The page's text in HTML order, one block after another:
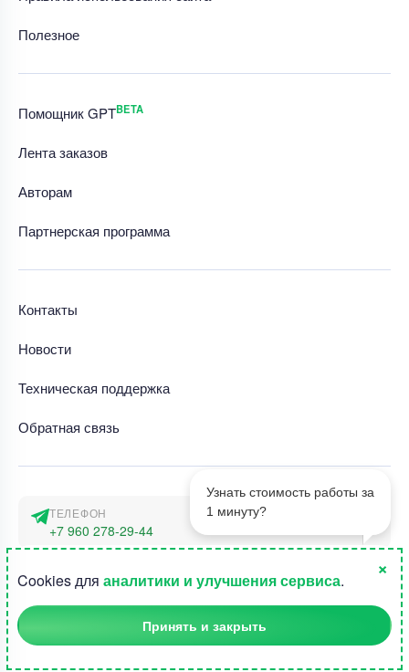
1
Узнать стоимость работы за
1 минуту?
Полезное
Помощник GPTBETA
Лента заказов
Авторам
Партнерская программа
Контакты
Новости
Техническая поддержка
Обратная связь
ТЕЛЕФОН
+7 960 278-29-44
г. Москва, наб. Тараса Шевченко 23а
©2015-2026, Студландия -
Cookies для аналитики и улучшения сервиса.
×
Принять и закрыть